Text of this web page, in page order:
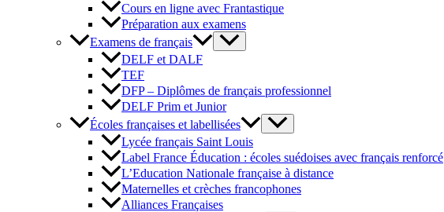
Cours en ligne avec Frantastique
Préparation aux examens
Examens de français
DELF et DALF
TEF
DFP – Diplômes de français professionnel
DELF Prim et Junior
Écoles françaises et labellisées
Lycée français Saint Louis
Label France Éducation : écoles suédoises avec français renforcé
L’Education Nationale française à distance
Maternelles et crèches francophones
Alliances Françaises